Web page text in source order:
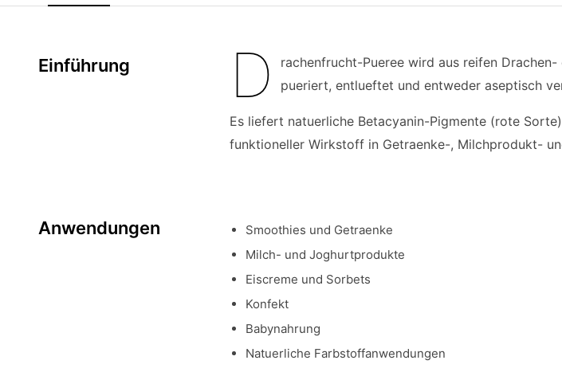
Einführung D
rachenfrucht-Pueree wird aus reifen
pueriert, entlueftet und entweder aseptisch
Es liefert natuerliche Betacyanin-Pigmente (rote
funktioneller Wirkstoff in Getraenke-, Milchprodukt-
Anwendungen
Smoothies und Getraenke
Milch- und Joghurtprodukte
Eiscreme und Sorbets
Konfekt
Babynahrung
Natuerliche Farbstoffanwendungen